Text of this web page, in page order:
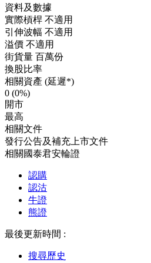
資料及數據
實際槓桿 不適用
引伸波幅 不適用
溢價 不適用
街貨量 百萬份
換股比率
相關資產 (延遲*)
0 (0%)
開市
最高
相關文件
發行公告及補充上市文件
相關國泰君安輪證
認購
認沽
牛證
熊證
最後更新時間 :
搜尋歷史